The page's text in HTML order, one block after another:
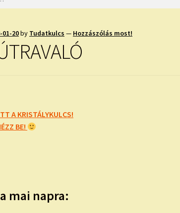
01-20by Tudatkulcs — Hozzászólás most!
A KRISTÁLYKULCS!
BE!
mai napra: